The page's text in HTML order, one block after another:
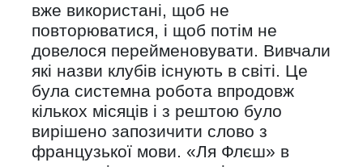
вже використані, щоб не
повторюватися, і щоб потім не
довелося перейменовувати. Вивчали
які назви клубів існують в світі. Це
була системна робота впродовж
кількох місяців і з рештою було
вирішено запозичити слово з
французької мови. «Ля Флєш» в